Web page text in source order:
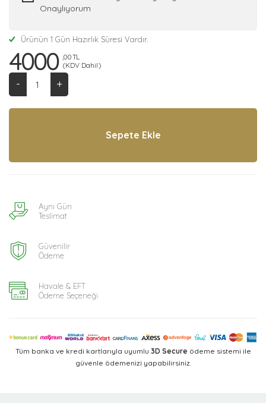
Onaylıyorum
Ürünün 1 Gün Hazırlık Süresi Vardır.
4000 ,00 TL
(KDV Dahil)
+
-
Aynı Gün
Teslimat
Güvenilir
Ödeme
Havale & EFT
Ödeme Seçeneği
Tüm banka ve kredi kartlarıyla uyumlu 3D Secure ödeme sistemi ile
güvenle ödemenizi yapabilirsiniz.